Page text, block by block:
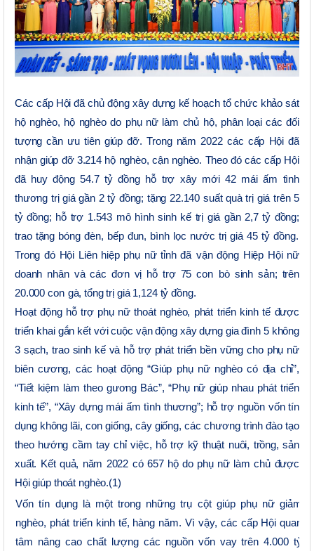
Các cấp Hội đã chủ động xây dựng kế hoạch tổ chức khảo sát
hộ nghèo, hộ nghèo do phụ nữ làm chủ hộ, phân loại các đối
tượng cần ưu tiên giúp đỡ.Trong năm 2022 các cấp Hội đã
nhận giúp đỡ 3.214 hộ nghèo, cận nghèo. Theo đó các cấp Hội
đã huy động 54.7 tỷ đồng hỗ trợ xây mới 42 mái ấm tình
thương trị giá gần 2 tỷ đồng; tặng 22.140 suất quà trị giá trên 5
tỷ đồng; hỗ trợ 1.543 mô hình sinh kế trị giá gần 2,7 tỷ đồng;
trao tặng bóng đèn, bếp đun, bình lọc nước trị giá 45 tỷ đồng.
Trong đó Hội Liên hiệp phụ nữ tỉnh đã vận động Hiệp Hội nữ
doanh nhân và các đơn vị hỗ trợ 75 con
bò sinh sản; trên
20.000 con gà, tổng trị giá 1,124 tỷ đồng.
Hoạt động hỗ trợ phụ nữ thoát nghèo, phát triển kinh tế được
triển khai gắn kết với cuộc vận động xây dựng gia đình 5 không
3 sạch, trao sinh kế và hỗ trợ phát triển bền vững cho phụ nữ
biên cương, các hoạt động “Giúp phụ nữ nghèo có địa chỉ”,
“Tiết kiệm làm theo gương Bác”, “Phụ nữ giúp nhau phát triển
kinh tế”, “Xây dựng mái ấm tình thương”; hỗ trợ nguồn vốn tín
dụngkhông lãi, con giống, cây giống, các chương trình đào tạo
theo hướng cầm tay chỉ việc, hỗ trợ kỹ thuật nuôi, trồng, sản
xuất. Kết quả, năm 2022 có657 hộ do phụ nữ làm chủ được
Hội giúpthoát nghèo.(1)
Vốn tín dụng là một trong những trụ cột giúp phụ nữ giảm
nghèo, phát triển kinh tế, hàng năm. Vì vậy, các cấp Hội quan
tâm nâng cao chất lượng các nguồn vốn vay trên 4.000 tỷ